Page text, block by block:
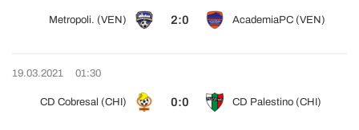
Metropoli. (VEN) 2:0 AcademiaPC (VEN)
19.03.2021 01:30
CD Cobresal (CHI) 0:0 CD Palestino (CHI)